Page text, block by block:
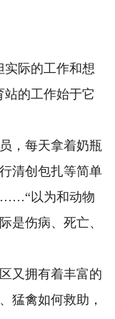
际的工作和想
站的工作始于它
，每天拿着奶瓶
清创包扎等简单
……“以为和动物
是伤病、死亡、
又拥有着丰富的
猛禽如何救助，